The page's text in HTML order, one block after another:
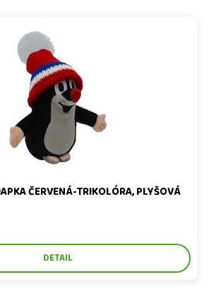
červená-trikolóra, plyšová hračka
ČERVENÁ-TRIKOLÓRA, PLYŠOVÁ
DETAIL